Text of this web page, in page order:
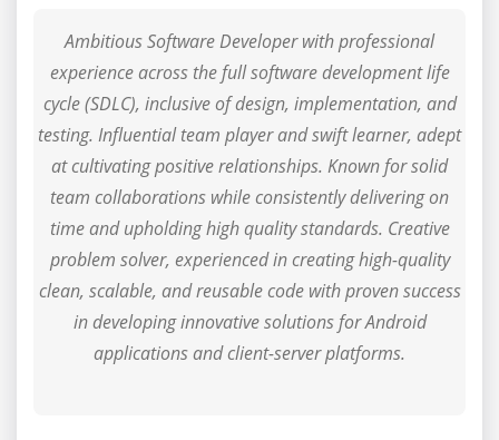
Ambitious Software Developer with professional
experience across the full software development life
cycle (SDLC), inclusive of design, implementation, and
testing. Influential team player and swift learner, adept
at cultivating positive relationships. Known for solid
team collaborations while consistently delivering on
time and upholding high quality standards. Creative
problem solver, experienced in creating high-quality
clean, scalable, and reusable code with proven success
in developing innovative solutions for Android
applications and client-server platforms.